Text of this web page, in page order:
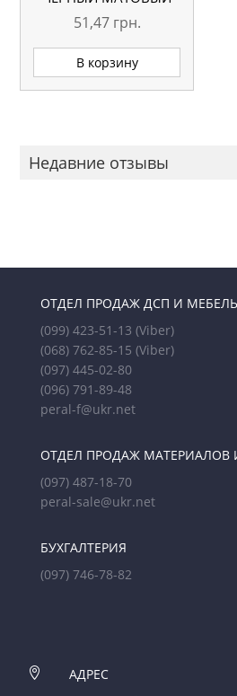
51,47 грн.
В корзину
Недавние отзывы
ОТДЕЛ ПРОДАЖ ДСП И
(099) 423-51-13 (Viber)
(068) 762-85-15 (Viber)
(097) 445-02-80
(096) 791-89-48
peral-f@ukr.net
ОТДЕЛ ПРОДАЖ МАТЕРИАЛОВ
(097) 487-18-70
peral-sale@ukr.net
БУХГАЛТЕРИЯ
(097) 746-78-82

АДРЕС